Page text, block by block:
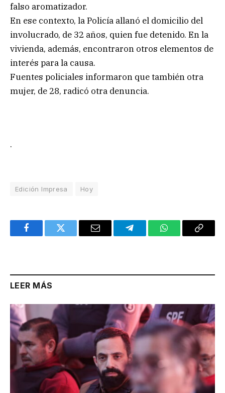
falso aromatizador.
En ese contexto, la Policía allanó el domicilio del
involucrado, de 32 años, quien fue detenido. En la
vivienda, además, encontraron otros elementos de
interés para la causa.
Fuentes policiales informaron que también otra
mujer, de 28, radicó otra denuncia.
.
Edición Impresa Hoy
FacebookTwitter Email TelegramWhatsAppCopy
LEER MÁS